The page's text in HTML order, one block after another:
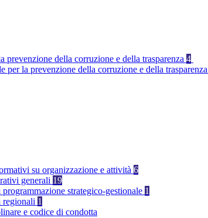
prevenzione della corruzione e della trasparenza 4
per la prevenzione della corruzione e della
su organizzazione e attività 6
generali 19
strategico-gestionale 1
regionali 1
e codice di condotta